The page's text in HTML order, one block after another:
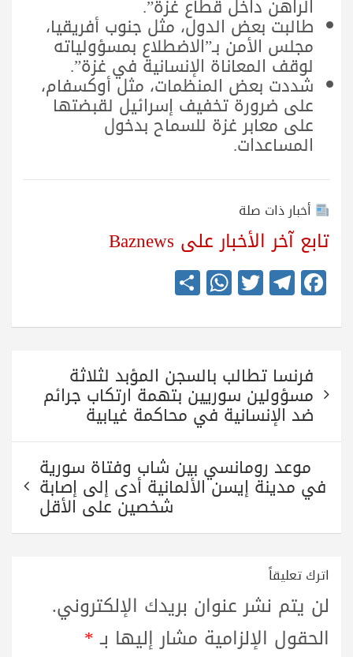
الراهن داخل قطاع غزة”.
طالبت بعض الدول، مثل جنوب أفريقيا،
مجلس الأمن بـ”الاضطلاع بمسؤولياته
لوقف المعاناة الإنسانية في غزة”.
شددت بعض المنظمات، مثل أوكسفام،
على ضرورة تخفيف إسرائيل لقبضتها
على معابر غزة للسماح بدخول
المساعدات.
أخبار ذات صلة
تابع آخر الأخبار على Baznews
Fa
ce
bo
ok
Te
le
gr
a
m
T
wi
tte
r
W
ha
ts
A
pp
re
تصفّح
المقالات
فرنسا تطالب بالسجن المؤبد لثلاثة
مسؤولين سوريين بتهمة ارتكاب جرائم
ضد الإنسانية في محاكمة غيابية
موعد رومانسي بين شاب وفتاة سورية
في مدينة إيسن الألمانية أدى إلى إصابة
شخصين على الأقل
اترك تعليقاً
لن يتم نشر عنوان بريدك الإلكتروني.
الحقول الإلزامية مشار إليها بـ*